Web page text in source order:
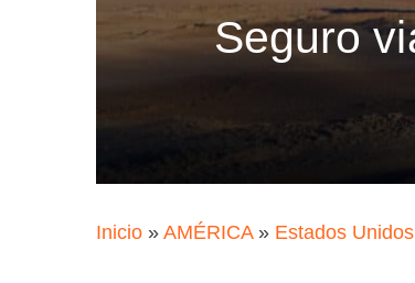
Seguro
Inicio » AMÉRICA» Estados Unidos